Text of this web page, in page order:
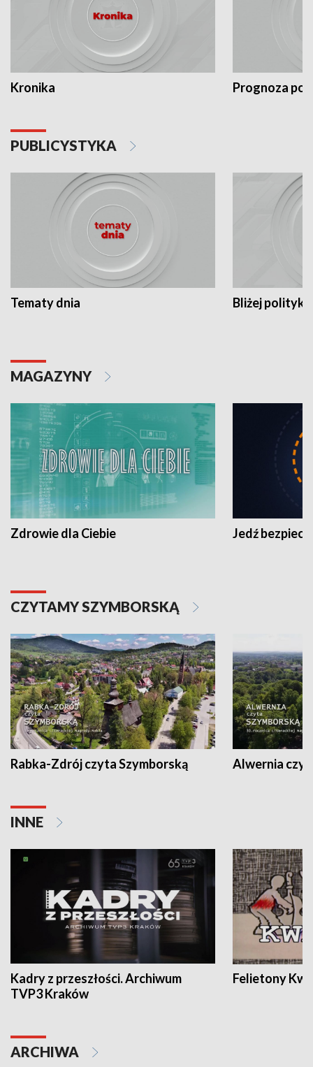
Kronika Prognoza
PUBLICYSTYKA
Tematy dnia Bliżej polityki
MAGAZYNY
Zdrowie dla Ciebie Jedź
CZYTAMY SZYMBORSKĄ
Rabka-Zdrój czyta Szymborską Alwernia
INNE
Kadry z przeszłości. Archiwum
TVP3 Kraków
Felietony
ARCHIWA